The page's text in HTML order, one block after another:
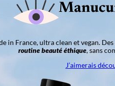
in France, ultra clean et vegan.
routine beauté éthique, sans
J’aimerais